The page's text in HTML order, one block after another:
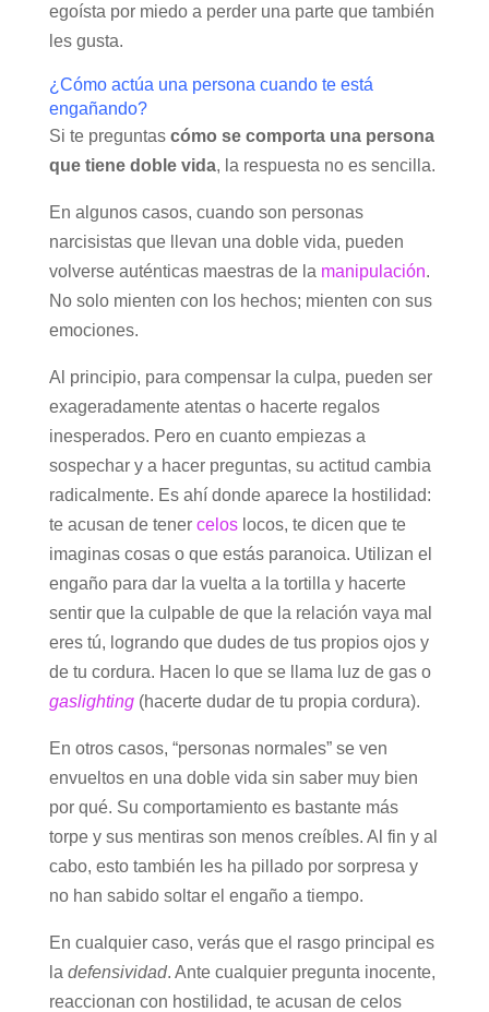
egoísta por miedo a perder una parte que también
les gusta.
¿Cómo actúa una persona cuando te está
engañando?
Si te preguntas cómo se comporta una persona
que tiene doble vida, la respuesta no es sencilla.
En algunos casos, cuando son personas
narcisistas que llevan una doble vida, pueden
volverse auténticas maestras de la manipulación.
No solo mienten con los hechos; mienten con sus
emociones.
Al principio, para compensar la culpa, pueden ser
exageradamente atentas o hacerte regalos
inesperados. Pero en cuanto empiezas a
sospechar y a hacer preguntas, su actitud cambia
radicalmente. Es ahí donde aparece la hostilidad:
te acusan de tener celoslocos, te dicen que te
imaginas cosas o que estás paranoica. Utilizan el
engaño para dar la vuelta a la tortilla y hacerte
sentir que la culpable de que la relación vaya mal
eres tú, logrando que dudes de tus propios ojos y
de tu cordura. Hacen lo que se llama luz de gas o
gaslighting (hacerte dudar de tu propia cordura).
En otros casos, “personas normales” se ven
envueltos en una doble vida sin saber muy bien
por qué. Su comportamiento es bastante más
torpe y sus mentiras son menos creíbles. Al fin y al
cabo, esto también les ha pillado por sorpresa y
no han sabido soltar el engaño a tiempo.
En cualquier caso, verás que el rasgo principal es
la defensividad. Ante cualquier pregunta inocente,
reaccionan con hostilidad, te acusan de celos